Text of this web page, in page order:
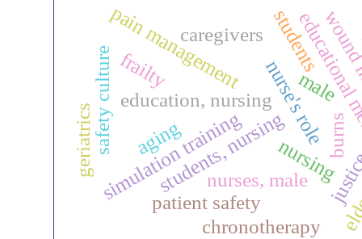
nursing
nurses, male
students, nursing
male
nurse's role
education, nursing
simulation training
pain management
burns
aging
frailty
caregivers
safety culture
patient safety
geriatrics
students
chronotherapy